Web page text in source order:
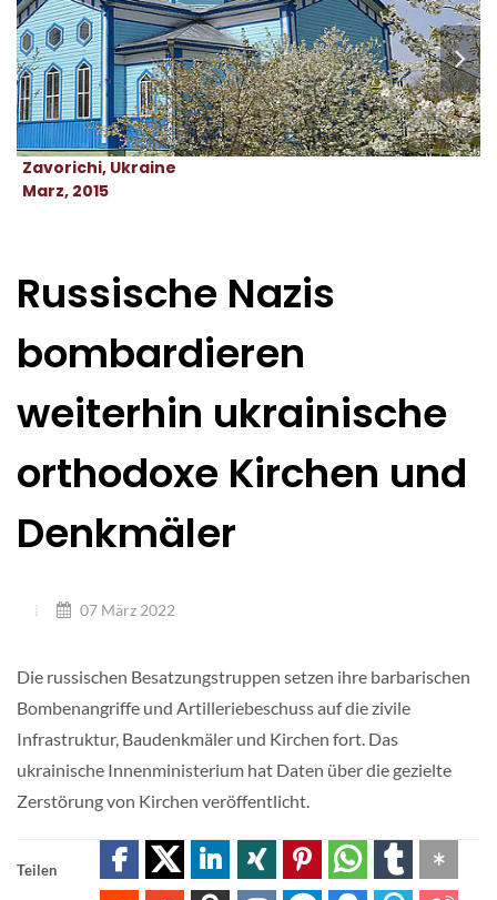
Zavorichi, Ukraine
Marz, 2015
Russische Nazis
bombardieren
weiterhin ukrainische
orthodoxe Kirchen und
Denkmäler
07 März 2022
Die russischen Besatzungstruppen setzen ihre barbarischen
Bombenangriffe und Artilleriebeschuss auf die zivile
Infrastruktur, Baudenkmäler und Kirchen fort. Das
ukrainische Innenministerium hat Daten über die gezielte
Zerstörung von Kirchen veröffentlicht.
Teilen